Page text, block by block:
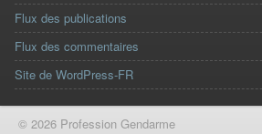
Flux des publications
Flux des commentaires
Site de WordPress-FR
© 2026 Profession Gendarme